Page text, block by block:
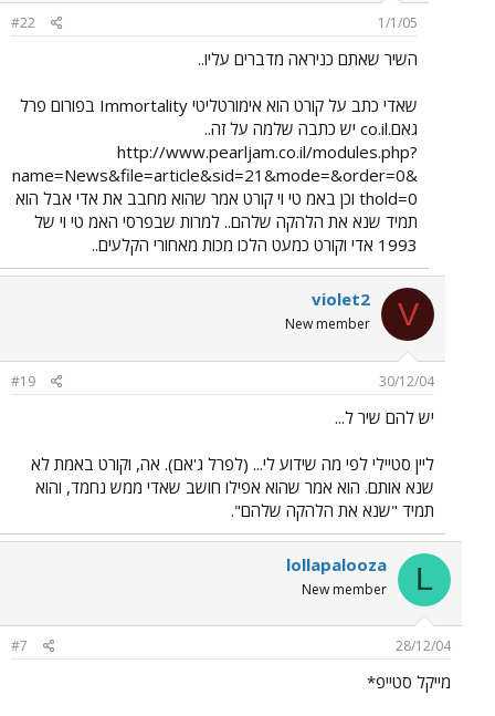
1/1/05
#22
השיר שאתם כניראה מדברים עליו..
שאדי כתב על קורט הוא אימורטליטי Immortality בפורום פרל
גאם.co.il יש כתבה שלמה על זה..
http://www.pearljam.co.il/modules.php?
name=News&file=article&sid=21&mode=&order=0&
thold=0 וכן באמ טי וי קורט אמר שהוא מחבב את אדי אבל הוא
תמיד שנא את הלהקה שלהם.. למרות שבפרסי האמ טי וי של
1993 אדי וקורט כמעט הלכו מכות מאחורי הקלעים..
V
violet2
New member
30/12/04
#19
יש להם שיר ל...
ליין סטיילי לפי מה שידוע לי... (לפרל ג'אם). אה, וקורט באמת לא
שנא אותם. הוא אמר שהוא אפילו חושב שאדי ממש נחמד, והוא
תמיד "שנא את הלהקה שלהם".
L
lollapalooza
New member
28/12/04
#7
מייקל סטייפ*